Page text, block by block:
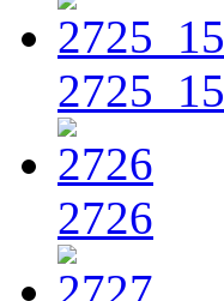
2725_15
2726